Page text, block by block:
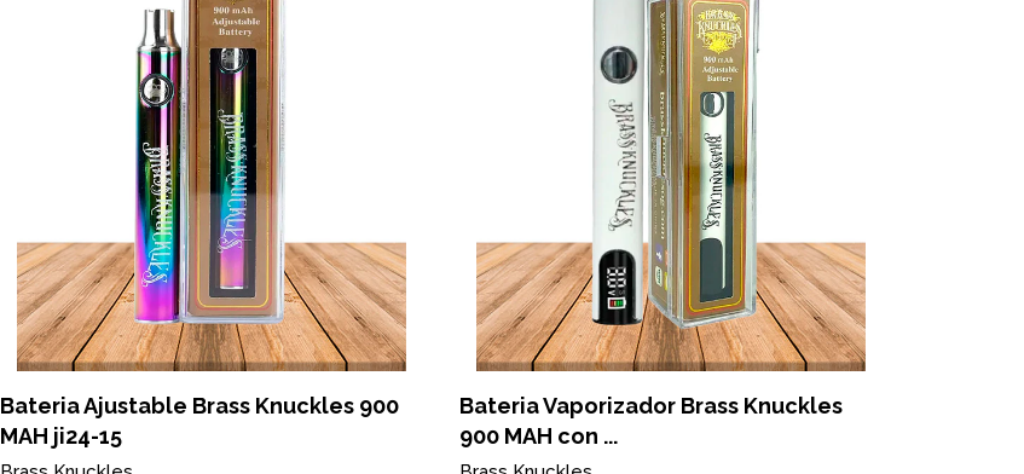
Bateria Ajustable Brass Knuckles 900
MAH ji24-15
Bateria Vaporizador Brass Knuckles
900 MAH con ...